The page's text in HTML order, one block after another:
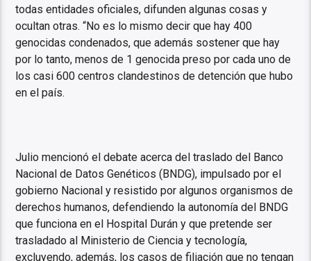
todas entidades oficiales, difunden algunas cosas y
ocultan otras. “No es lo mismo decir que hay 400
genocidas condenados, que además sostener que hay
por lo tanto, menos de 1 genocida preso por cada uno de
los casi 600 centros clandestinos de detención que hubo
en el país.
Julio mencionó el debate acerca del traslado del Banco
Nacional de Datos Genéticos (BNDG), impulsado por el
gobierno Nacional y resistido por algunos organismos de
derechos humanos, defendiendo la autonomía del BNDG
que funciona en el Hospital Durán y que pretende ser
trasladado al Ministerio de Ciencia y tecnología,
excluyendo, además, los casos de filiación que no tengan